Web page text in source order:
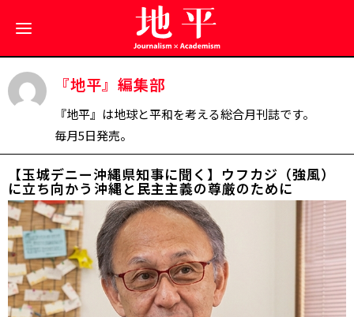
『地平』編集部
『地平』は地球と平和を考える総合月刊誌です。
毎月5日発売。
【玉城デニー沖縄県知事に聞く】ウフカジ（強風）
に立ち向かう――沖縄と民主主義の尊厳のために